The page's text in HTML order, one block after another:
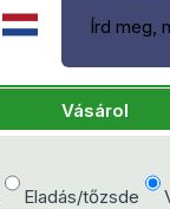
Írd meg,
Vásárol
Eladás/tőzsde